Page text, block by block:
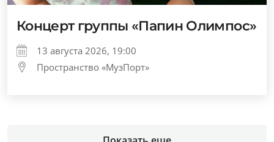
Концерт группы «Папин Олимпос»
13 августа 2026, 19:00
Пространство «МузПорт»